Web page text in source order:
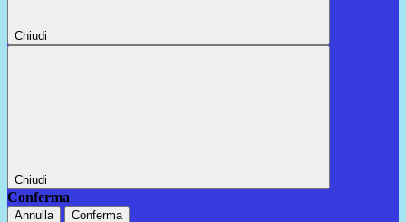
Chiudi
Chiudi
Conferma
Annulla Conferma